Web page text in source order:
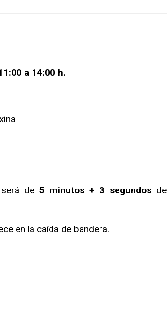
a 14:00 h.
de 5 minutos + 3 segundosde
en la caída de bandera.